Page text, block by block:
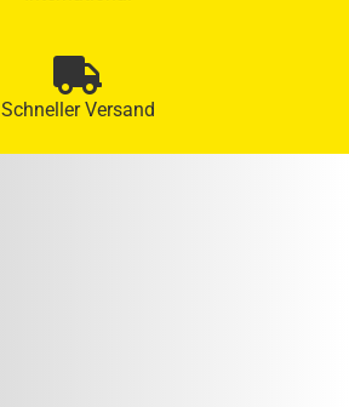
Schneller Versand